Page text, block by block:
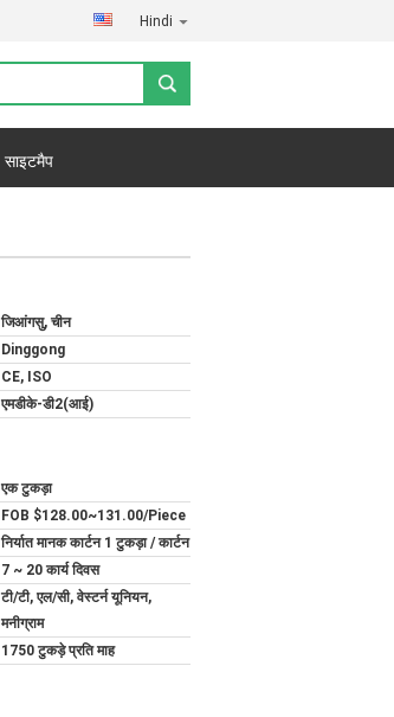
Hindi
साइटमैप
जिआंगसु, चीन
Dinggong
CE, ISO
एमडीके-डी2(आई)
एक टुकड़ा
FOB $128.00~131.00/Piece
निर्यात मानक कार्टन 1 टुकड़ा / कार्टन
7 ~ 20 कार्य दिवस
टी/टी, एल/सी, वेस्टर्न यूनियन,
मनीग्राम
1750 टुकड़े प्रति माह